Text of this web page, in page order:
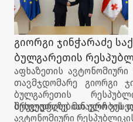
გიორგი ჯინჭარაძე
ბულგარეთის
სრულუფლებიან ელჩს
აფხაზეთის
თავმჯდომარე გიორგი
ბულგარეთის
სრულუფლებიან ელჩ
შეხვედრაზე მთავრობის
ავტონომიური